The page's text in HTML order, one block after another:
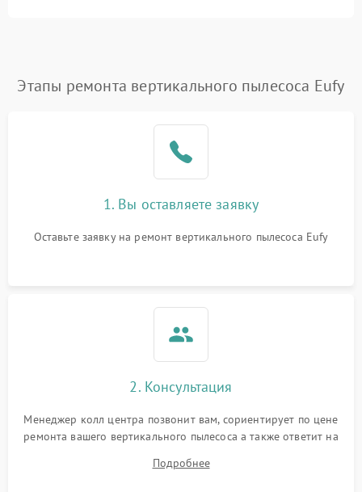
Этапы ремонта вертикального пылесоса Eufy
1. Вы оставляете заявку
Оставьте заявку на ремонт вертикального пылесоса Eufy
2. Консультация
Менеджер колл центра позвонит вам, сориентирует по цене
ремонта вашего вертикального пылесоса а также ответит на
Подробнее